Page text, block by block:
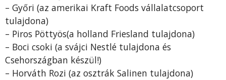
– Győri (az amerikai Kraft Foods vállalatcsoport
tulajdona)
– Piros Pöttyös(a holland Friesland tulajdona)
– Boci csoki (a svájci Nestlé tulajdona és
Csehországban készül!)
– Horváth Rozi (az osztrák Salinen tulajdona)